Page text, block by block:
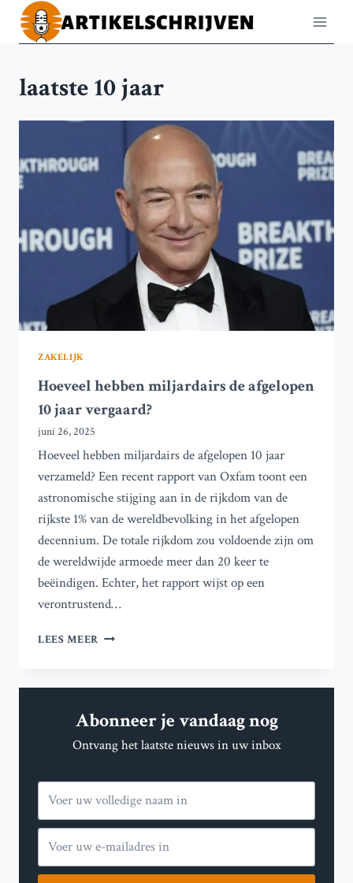
Doorgaan
naar
laatste 10 jaar
ZAKELIJK
Hoeveel hebben miljardairs de afgelopen
10 jaar vergaard?
juni 26, 2025
Hoeveel hebben miljardairs de afgelopen 10 jaar
verzameld? Een recent rapport van Oxfam toont een
astronomische stijging aan in de rijkdom van de
rijkste 1% van de wereldbevolking in het afgelopen
decennium. De totale rijkdom zou voldoende zijn om
de wereldwijde armoede meer dan 20 keer te
beëindigen. Echter, het rapport wijst op een
verontrustend…
LEES MEER HOEVEEL
DE
10
VERGAARD?
Abonneer je vandaag nog
Ontvang het laatste nieuws in uw inbox